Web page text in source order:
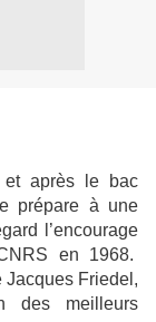
après le bac
prépare à une
l’encourage
en 1968.
Jacques Friedel,
des meilleurs